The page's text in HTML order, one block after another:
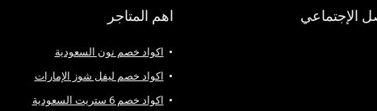
الإجتماعي اهم المتاجر
اكواد خصم نون السعودية
اكواد خصم ليفل شوز الإمارات
اكواد خصم 6 ستريت السعودية